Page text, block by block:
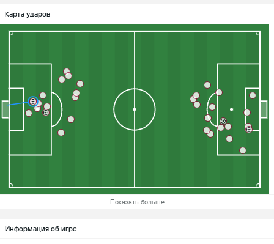
Карта ударов
Показать больше
Информация об игре